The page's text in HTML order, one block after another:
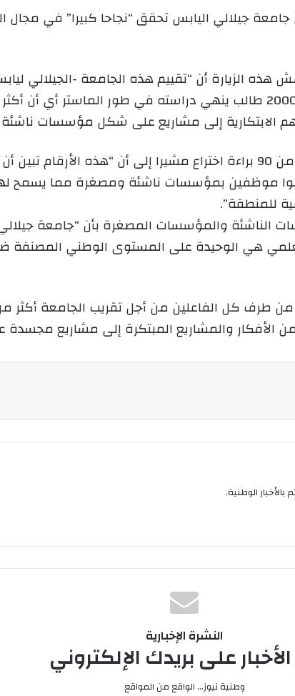
جيلالي اليابس تحقق “نجاحا كبيرا” في مجال
الزيارة أن “تقييم هذه الجامعة -الجيلالي
الابتكارية إلى مشاريع على شكل مؤسسات
وأضاف أن هذه المشاريع المسجلة تحصلت على أكثر من 90 براءة اختراع مشيرا إلى
موظفين بمؤسسات ناشئة ومصغرة مما يسمح
للمنطقة”.
الناشئة والمؤسسات المصغرة بأن “جامعة
هي الوحيدة على المستوى الوطني
من طرف كل الفاعلين من أجل تقريب الجامعة أكثر
الأفكار والمشاريع المبتكرة إلى مشاريع مجسدة
الوطنية.
النشرة الإخبارية
على بريدك الإلكتروني
وطنية نيوز... الواقع من المواقع